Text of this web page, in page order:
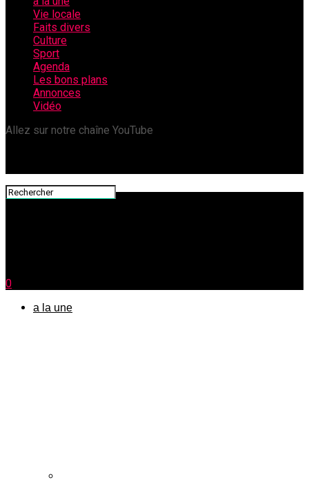
Vie locale
Faits divers
Culture
Sport
Agenda
Les bons plans
Annonces
Vidéo
Allez sur notre chaîne YouTube
0
a la une